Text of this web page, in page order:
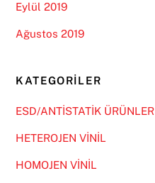
Eylül 2019
Ağustos 2019
KATEGORILER
ESD/ANTİSTATİK ÜRÜNLER
HETEROJEN VİNİL
HOMOJEN VİNİL